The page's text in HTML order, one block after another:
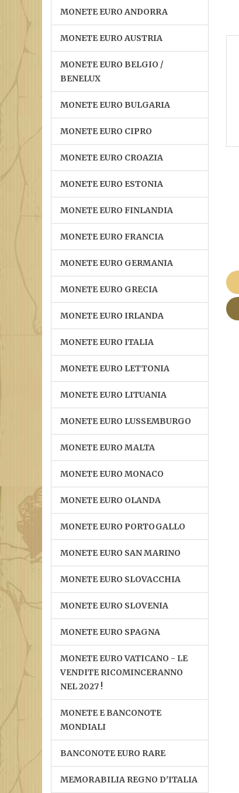
MONETE EURO ANDORRA
MONETE EURO AUSTRIA
MONETE EURO BELGIO /
BENELUX
MONETE EURO BULGARIA
MONETE EURO CIPRO
MONETE EURO CROAZIA
MONETE EURO ESTONIA
MONETE EURO FINLANDIA
MONETE EURO FRANCIA
MONETE EURO GERMANIA
MONETE EURO GRECIA
MONETE EURO IRLANDA
MONETE EURO ITALIA
MONETE EURO LETTONIA
MONETE EURO LITUANIA
MONETE EURO LUSSEMBURGO
MONETE EURO MALTA
MONETE EURO MONACO
MONETE EURO OLANDA
MONETE EURO PORTOGALLO
MONETE EURO SAN MARINO
MONETE EURO SLOVACCHIA
MONETE EURO SLOVENIA
MONETE EURO SPAGNA
MONETE EURO VATICANO - LE
VENDITE RICOMINCERANNO
NEL 2027 !
MONETE E BANCONOTE
MONDIALI
BANCONOTE EURO RARE
MEMORABILIA REGNO D'ITALIA